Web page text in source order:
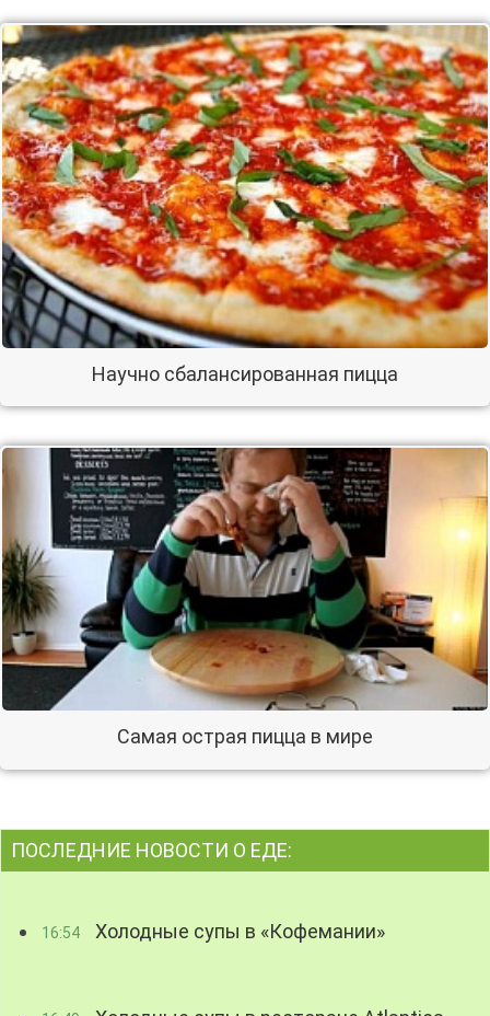
Научно сбалансированная пицца
Самая острая пицца в мире
ПОСЛЕДНИЕ НОВОСТИ О ЕДЕ:
16:54 Холодные супы в «Кофемании»